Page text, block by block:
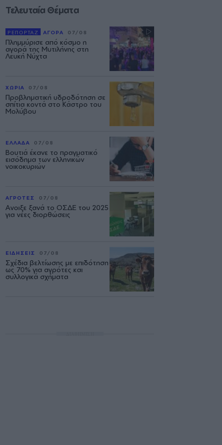
Τελευταία Θέματα
ΡΕΠΟΡΤΑΖ ΑΓΟΡΑ 07/08
Πλημμύρισε από κόσμο η
αγορά της Μυτιλήνης στη
Λευκή Νύχτα
ΧΩΡΙΑ 07/08
Προβληματική υδροδότηση σε
σπίτια κοντά στο Κάστρο του
Μολύβου
ΕΛΛΑΔΑ 07/08
Βουτιά έκανε το πραγματικό
εισόδημα των ελληνικών
νοικοκυριών
ΑΓΡΟΤΕΣ 07/08
Ανοιξε ξανά το ΟΣΔΕ του 2025
για νέες διορθώσεις
ΕΙΔΗΣΕΙΣ 07/08
Σχέδια βελτίωσης με επιδότηση
ως 70% για αγρότες και
συλλογικά σχήματα